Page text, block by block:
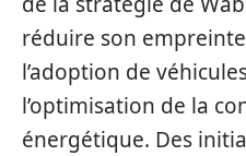
réduire son
l’adoption de
l’optimisation de la
énergétique. Des